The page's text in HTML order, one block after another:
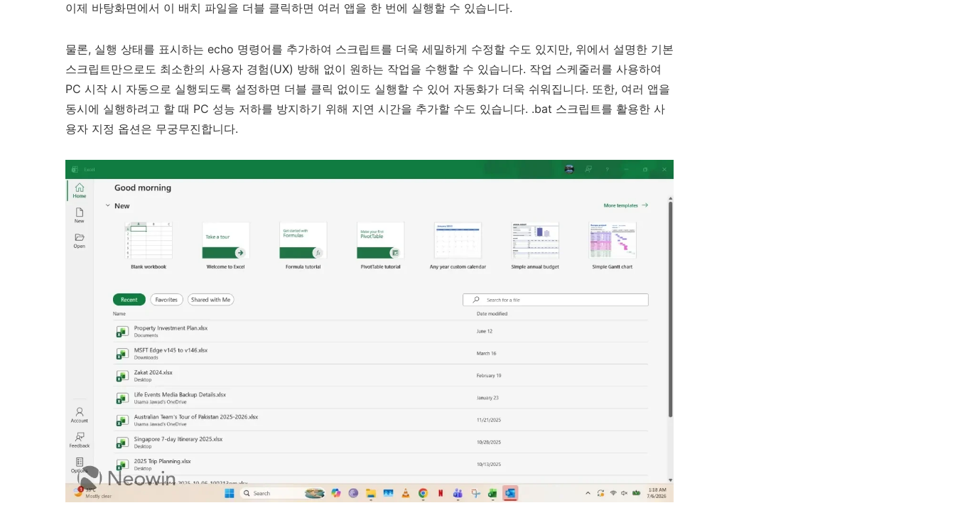
이제 바탕화면에서 이 배치 파일을 더블 클릭하면 여러 앱을 한 번에 실행할 수 있습니다.
물론, 실행 상태를 표시하는 echo 명령어를 추가하여 스크립트를 더욱 세밀하게 수정할 수도 있지만, 위에서 설명한 기본
스크립트만으로도 최소한의 사용자 경험(UX) 방해 없이 원하는 작업을 수행할 수 있습니다. 작업 스케줄러를 사용하여
PC 시작 시 자동으로 실행되도록 설정하면 더블 클릭 없이도 실행할 수 있어 자동화가 더욱 쉬워집니다. 또한, 여러 앱을
동시에 실행하려고 할 때 PC 성능 저하를 방지하기 위해 지연 시간을 추가할 수도 있습니다. .bat 스크립트를 활용한 사
용자 지정 옵션은 무궁무진합니다.